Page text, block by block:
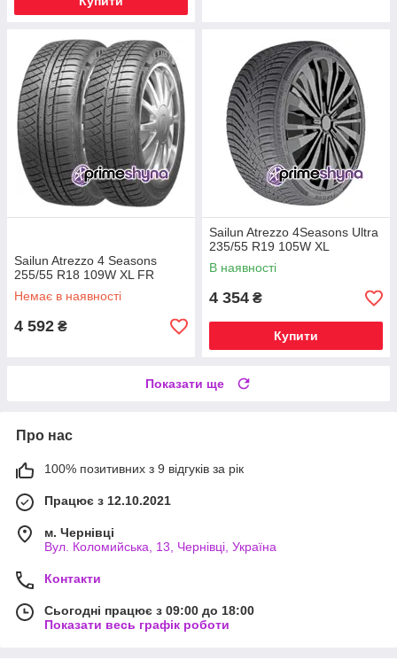
Sailun Atrezzo 4 Seasons
255/55 R18 109W XL FR
Немає в наявності
4 592 ₴
Sailun Atrezzo 4Seasons Ultra
235/55 R19 105W XL
В наявності
4 354 ₴
Купити
Показати ще
Про нас
100% позитивних з 9 відгуків за рік
Працює з 12.10.2021
м. Чернівці
Вул. Коломийська, 13, Чернівці, Україна
Контакти
Сьогодні працює з 09:00 до 18:00
Показати весь графік роботи